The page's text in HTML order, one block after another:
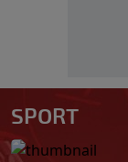
SPORT